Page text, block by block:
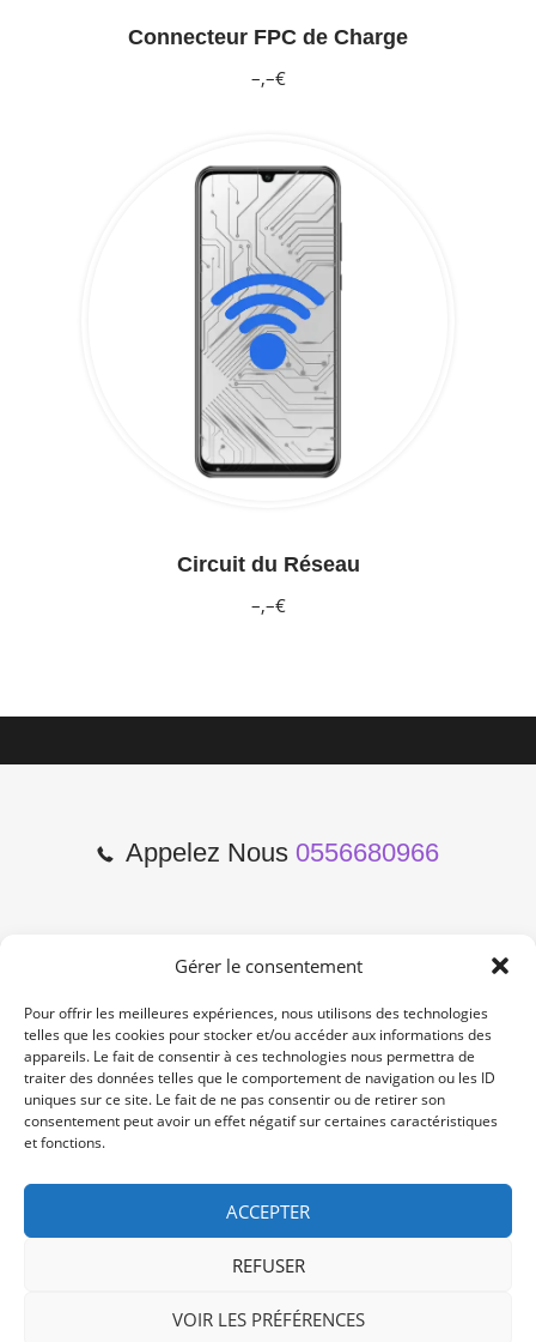
Gérer le consentement
Pour offrir les meilleures expériences, nous utilisons des technologies
telles que les cookies pour stocker et/ou accéder aux informations des
appareils. Le fait de consentir à ces technologies nous permettra de
traiter des données telles que le comportement de navigation ou les ID
uniques sur ce site. Le fait de ne pas consentir ou de retirer son
consentement peut avoir un effet négatif sur certaines caractéristiques
et fonctions.
ACCEPTER
REFUSER
VOIR LES PRÉFÉRENCES
Connecteur FPC de Charge
–,–€
Circuit du Réseau
–,–€
Appelez Nous 0556680966
2 Cours de l'Yser 33800
Bordeaux
Lun-Samedi: 10:00 -19:00
Non Stop
/ /